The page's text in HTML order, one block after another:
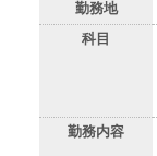
勤務地
科目
勤務内容